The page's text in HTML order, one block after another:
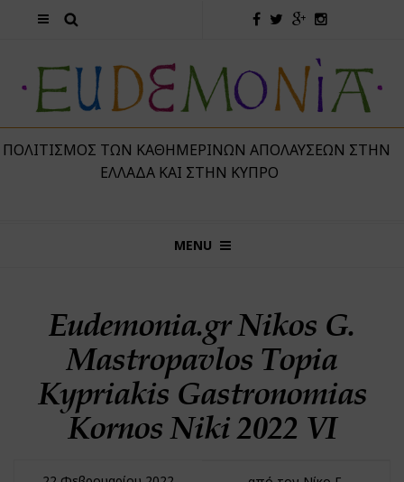
ΤΩΝ ΚΑΘΗΜΕΡΙΝΏΝ ΑΠΟΛΑΎΣΕΩΝ ΣΤΗΝ
ΕΛΛΆΔΑ ΚΑΙ ΣΤΗΝ ΚΎΠΡΟ
MENU
Eudemonia.gr Nikos G.
Mastropavlos Topia
Kypriakis Gastronomias
Kornos Niki 2022 VI